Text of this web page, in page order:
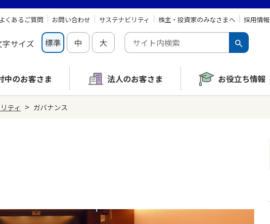
よくあるご質問 お問い合わせ サステナビリティ 株主・投資家のみなさまへ 採用情報
字サイズ 標準 中 大
中のお客さま 法人のお客さま お役立ち情報
ティ > ガバナンス